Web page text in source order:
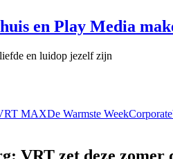
en Play Media
en luidop jezelf zijn
MAXDe Warmste WeekCorporate